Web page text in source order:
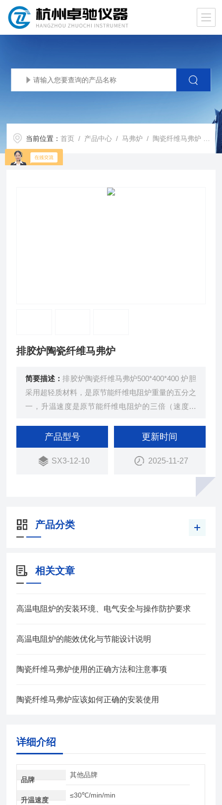
当前位置：首页 / 产品中心 / 马弗炉 / 陶瓷纤维马弗炉
排胶炉陶瓷纤维马弗炉
简要描述：排胶炉陶瓷纤维马弗炉500*400*400 炉胆
采用超轻质材料，是原节能纤维电阻炉重量的五分之
一，升温速度是原节能纤维电阻炉的三倍（速度可
制，具有30段编程，曲线升温、自动恒温、自动关
机，及保证某一点温度正确的PID功能
产品型号
SX3-12-10
更新时间
2025-11-27
产品分类
相关文章
高温电阻炉的安装环境、电气安全与操作防护要求
高温电阻炉的能效优化与节能设计说明
陶瓷纤维马弗炉使用的正确方法和注意事项
陶瓷纤维马弗炉应该如何正确的安装使用
详细介绍
品牌
其他品牌
升温速度
≤30℃/min/min